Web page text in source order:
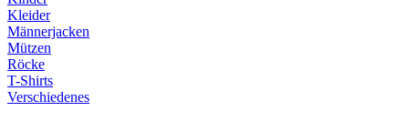
Kleider
Männerjacken
Mützen
Röcke
T-Shirts
Verschiedenes